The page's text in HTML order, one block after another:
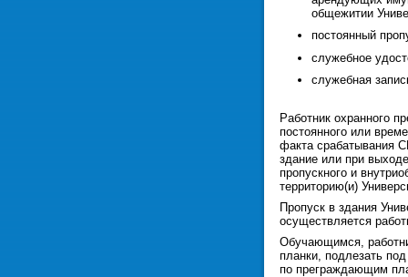
общежитии
постоянный
служебное
служебная
Работник охранного
постоянного или
факта срабатывания
здание или при
пропускного и
территорию(и)
Пропуск в здания
осуществляется
Обучающимся,
планки, подлезать
по преграждающим